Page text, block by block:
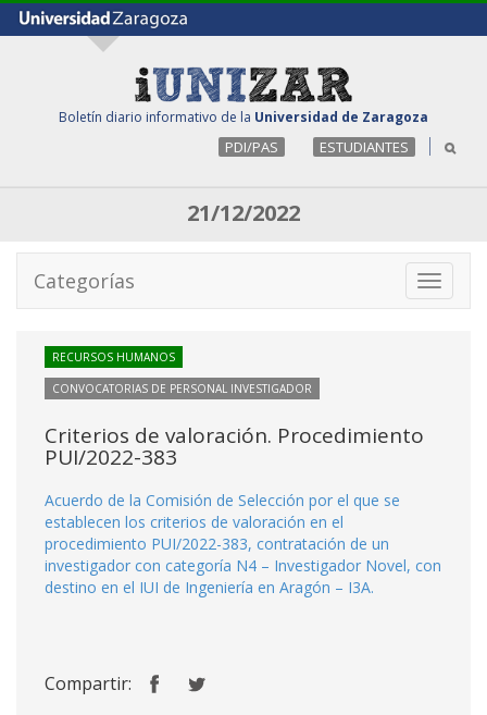
Boletín diario informativo de la Universidad de Zaragoza
PDI/PAS ESTUDIANTES
21/12/2022
Toggle
Categorías
RECURSOS HUMANOS
CONVOCATORIAS DE PERSONAL INVESTIGADOR
Criterios de valoración. Procedimiento
PUI/2022-383
Acuerdo de la Comisión de Selección por el que se
establecen los criterios de valoración en el
procedimiento PUI/2022-383, contratación de un
investigador con categoría N4 – Investigador Novel, con
destino en el IUI de Ingeniería en Aragón – I3A.
Compartir: